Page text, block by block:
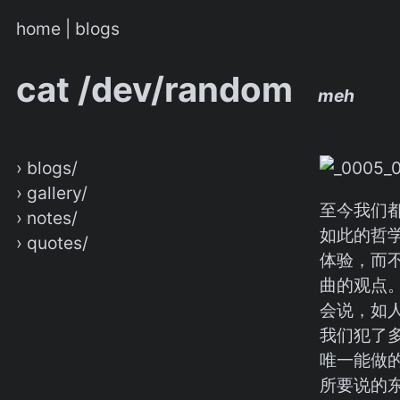
home blogs
cat /dev/random meh
› blogs/
› gallery/
› notes/
› quotes/
至今我们
如此的哲
体验，而
曲的观点
会说，如
我们犯了
唯一能做
所要说的